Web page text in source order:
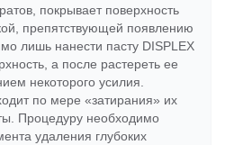
покрывает поверхность
препятствующей появлению
лишь нанести пасту DISPLEX
а после растереть ее
некоторого усилия.
по мере «затирания» их
Процедуру необходимо
удаления глубоких